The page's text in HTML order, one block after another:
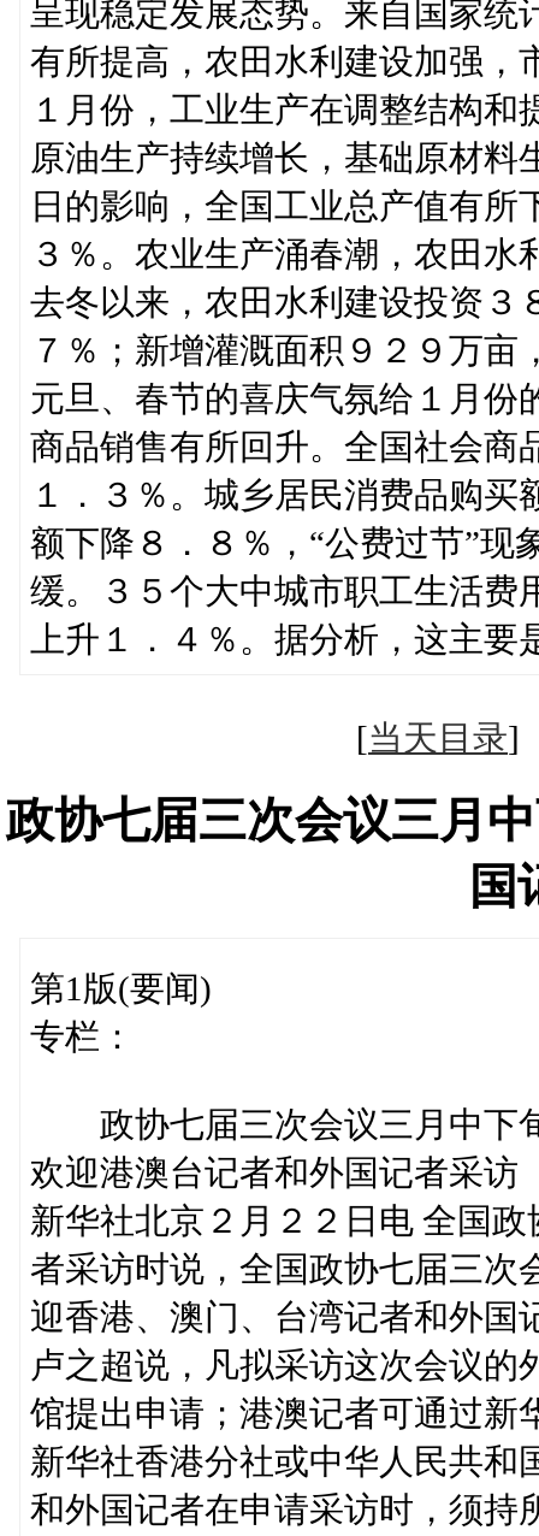
呈现稳定发展态势。来自国家统
有所提高，农田水利建设加强，
１月份，工业生产在调整结构
原油生产持续增长，基础原材料
日的影响，全国工业总产值有
３％。农业生产涌春潮，农田
去冬以来，农田水利建设投资３
７％；新增灌溉面积９２９万亩
元旦、春节的喜庆气氛给１月份
商品销售有所回升。全国社会商
１．３％。城乡居民消费品购
额下降８．８％，“公费过节”现
缓。３５个大中城市职工生活费
上升１．４％。据分析，这主
[当天目录
政协七届三次会议三月
国
第1版(要闻)
专栏：
政协七届三次会议三月中下
欢迎港澳台记者和外国记者采访
新华社北京２月２２日电 全国
者采访时说，全国政协七届三次
迎香港、澳门、台湾记者和外国
卢之超说，凡拟采访这次会议
馆提出申请；港澳记者可通过新
新华社香港分社或中华人民共和
和外国记者在申请采访时，须持